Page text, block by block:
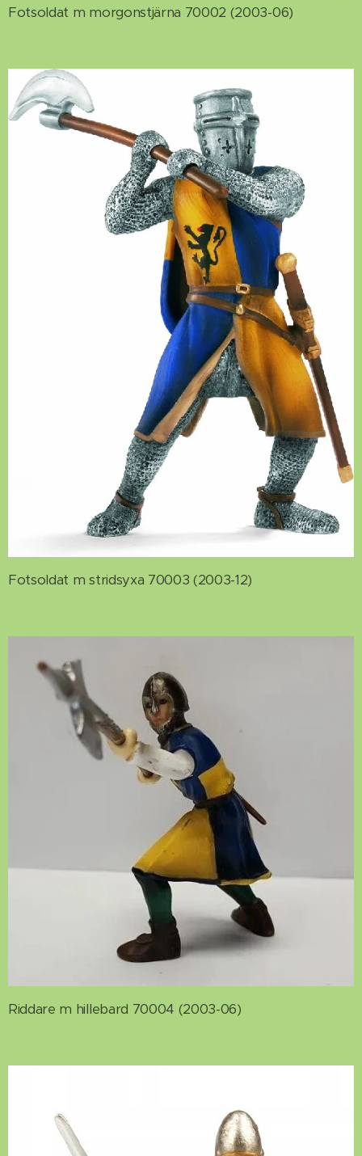
Fotsoldat m morgonstjärna 70002 (2003-06)
Fotsoldat m stridsyxa 70003 (2003-12)
Riddare m hillebard 70004 (2003-06)